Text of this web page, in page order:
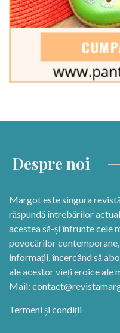
Despre noi
Margot este singura
răspundă întrebărilor
acestea să-și înfrunte cele
povocărilor
informații, încercând să
ale acestor vieți eroice ale
Mail:
Termeni și condiții